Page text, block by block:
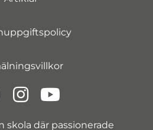
skola där passionerade